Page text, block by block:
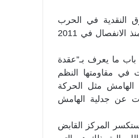
النقدية في الحرب
السودانية، وأهاج أهلها خبر قتل جماعة من مواطنيها العالقين في السودان منذ الانفصال في 2011
باب ما يعرف بـ”عقدة
في مقاومتها النظم
الهامش مثل الحركة
عن جدلية الهامش
المركز القابض